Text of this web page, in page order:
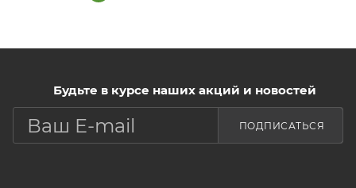
Будьте в курсе наших акций и новостей
ПОДПИСАТЬСЯ